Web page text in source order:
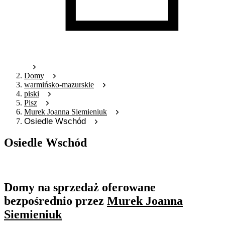
Domy
warmińsko-mazurskie
piski
Pisz
Murek Joanna Siemieniuk
Osiedle Wschód
Osiedle Wschód
Domy na sprzedaż oferowane
bezpośrednio przez Murek Joanna
Siemieniuk